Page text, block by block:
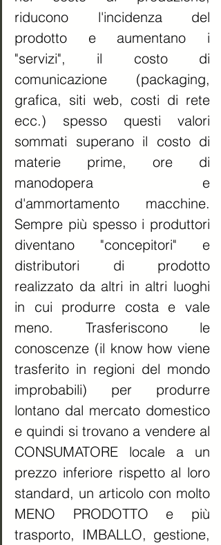
riducono l'incidenza del
prodotto e aumentano i
"servizi", il costo di
comunicazione (packaging,
grafica, siti web, costi di rete
ecc.) spesso questi valori
sommati superano il costo di
materie prime, ore di
manodopera e
d'ammortamento macchine.
Sempre più spesso i produttori
diventano "concepitori" e
distributori di prodotto
realizzato da altri in altri luoghi
in cui produrre costa e vale
meno. Trasferiscono le
conoscenze (il know how viene
trasferito in regioni del mondo
improbabili) per produrre
lontano dal mercato domestico
e quindi si trovano a vendere al
CONSUMATORE locale a un
prezzo inferiore rispetto al loro
standard, un articolo con molto
MENO PRODOTTO e più
trasporto, IMBALLO, gestione,